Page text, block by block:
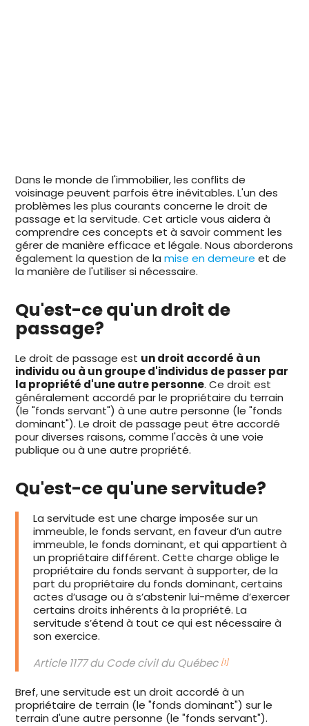
Dans le monde de l'immobilier, les conflits de
voisinage peuvent parfois être inévitables. L'un des
problèmes les plus courants concerne le droit de
passage et la servitude. Cet article vous aidera à
comprendre ces concepts et à savoir comment les
gérer de manière efficace et légale. Nous aborderons
également la question de lamise en demeure et de
la manière de l'utiliser si nécessaire.
Qu'est-ce qu'un droit de
passage?
Le droit de passage est un droit accordé à un
individu ou à un groupe d'individus de passer par
la propriété d'une autre personne. Ce droit est
généralement accordé par le propriétaire du terrain
(le "fonds servant") à une autre personne (le "fonds
dominant"). Le droit de passage peut être accordé
pour diverses raisons, comme l'accès à une voie
publique ou à une autre propriété.
Qu'est-ce qu'une servitude?
La servitude est une charge imposée sur un
immeuble, le fonds servant, en faveur d’un autre
immeuble, le fonds dominant, et qui appartient à
un propriétaire différent. Cette charge oblige le
propriétaire du fonds servant à supporter, de la
part du propriétaire du fonds dominant, certains
actes d’usage ou à s’abstenir lui-même d’exercer
certains droits inhérents à la propriété. La
servitude s’étend à tout ce qui est nécessaire à
son exercice.
Article 1177 du Code civil du Québec [1]
Bref, une servitude est un droit accordé à un
propriétaire de terrain (le "fonds dominant") sur le
terrain d'une autre personne (le "fonds servant").